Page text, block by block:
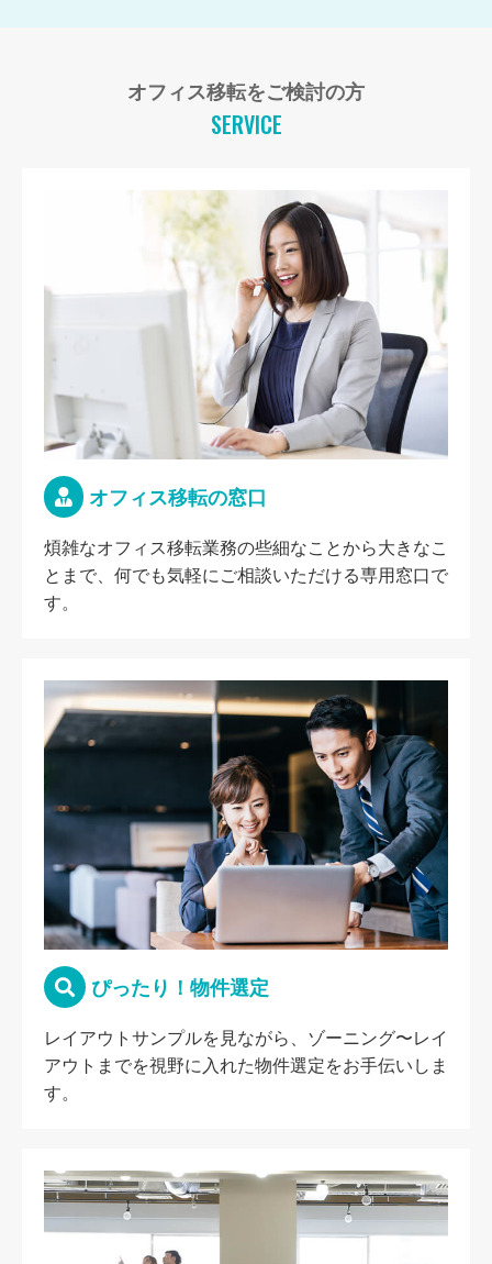
オフィス移転をご検討の方
SERVICE
オフィス移転の窓口
煩雑なオフィス移転業務の些細なことから大きなこ
とまで、何でも気軽にご相談いただける専用窓口で
す。
ぴったり！物件選定
レイアウトサンプルを見ながら、ゾーニング〜レイ
アウトまでを視野に入れた物件選定をお手伝いしま
す。